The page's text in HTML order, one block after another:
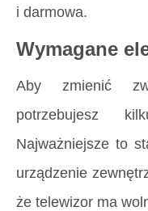
i darmowa.
Wymagane
Aby zmienić
potrzebujesz
Najważniejsze to
urządzenie
że telewizor ma